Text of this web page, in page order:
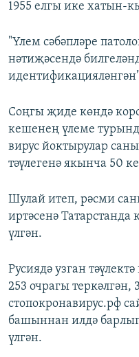
1955 елгы ике хатын-
"Үлем сәбәпләре
нәтиҗәсендә
Соңгы җиде көндә
кешенең үлеме
вирус йоктырулар
тәүлегенә якынча 50
Шулай итеп, рәсми
иртәсенә Татарстанда
үлгән.
Русиядә узган
253 очрагы теркәлгән,
стопокронавирус.рф
башыннан илдә
үлгән.